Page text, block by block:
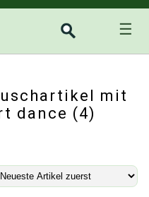
☰
mit
dance (4)